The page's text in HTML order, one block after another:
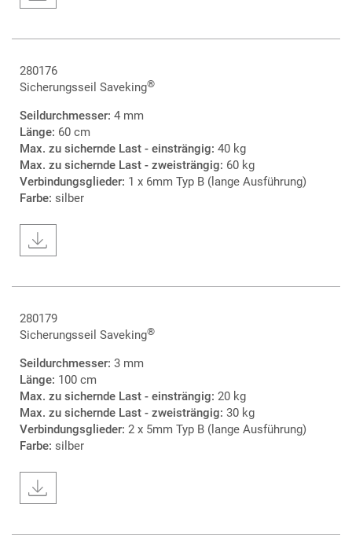
280176
Sicherungsseil Saveking®
Seildurchmesser: 4 mm
Länge: 60 cm
Max. zu sichernde Last - einsträngig: 40 kg
Max. zu sichernde Last - zweisträngig: 60 kg
Verbindungsglieder: 1 x 6mm Typ B (lange Ausführung)
Farbe: silber
280179
Sicherungsseil Saveking®
Seildurchmesser: 3 mm
Länge: 100 cm
Max. zu sichernde Last - einsträngig: 20 kg
Max. zu sichernde Last - zweisträngig: 30 kg
Verbindungsglieder: 2 x 5mm Typ B (lange Ausführung)
Farbe: silber